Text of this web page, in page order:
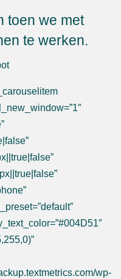
toen we met
te werken.
wp-